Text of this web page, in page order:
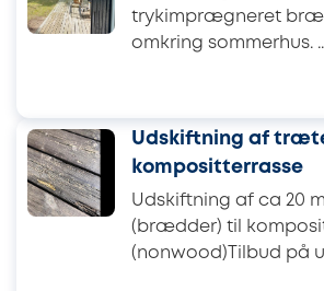
trykimprægneret
omkring sommerhus.
Udskiftning af
kompositterrasse
Udskiftning af ca 20
(brædder) til
(nonwood)Tilbud på